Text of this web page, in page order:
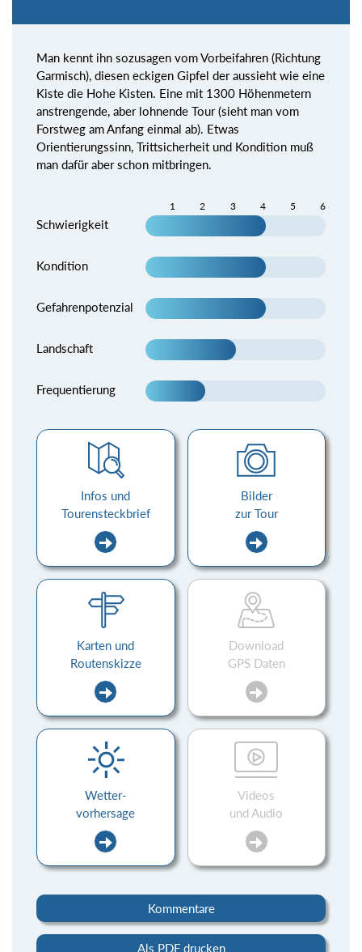
Man kennt ihn sozusagen vom Vorbeifahren (Richtung
Garmisch), diesen eckigen Gipfel der aussieht wie eine
Kiste die Hohe Kisten. Eine mit 1300 Höhenmetern
anstrengende, aber lohnende Tour (sieht man vom
Forstweg am Anfang einmal ab). Etwas
Orientierungssinn, Trittsicherheit und Kondition muß
man dafür aber schon mitbringen.
1 2 3 4 5 6
Schwierigkeit
Kondition
Gefahrenpotenzial
Landschaft
Frequentierung
Infos und
Tourensteckbrief
Bilder
zur Tour
Karten und
Routenskizze
Download
GPS Daten
Wetter-
vorhersage
Videos
und Audio
Kommentare
Als PDF drucken